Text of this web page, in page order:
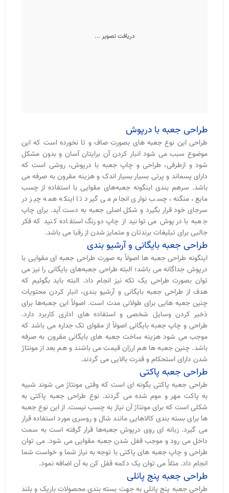
دریافت تصویر ...
طراحی جعبه با درپوش
طراحی این نوع جعبه های بصورت صاف و تا نخورده است که این
موضوع سبب می شود انبار کردن آن برایتان آسان و بدون مشکل
شود و ازطرفی، طراحی و چاپ جعبه با درپوش، روشی است که
دارای پسماند و پرتی بسیار بسیار اندک و هزینه مقرون به صرفه می
باشد. سرهم بندی اینگونه جعبه‌های مقوایی با استفاده از چسب
مایع، منگنه، چسب نواری انجام می گیرد تا اینکه همه چیز در
سرجای خود قرار بگیرد و شکل اصلی جعبه به دست آید. برای چاپ
جعبه با درپوش می توانید از چاپ دورنگ استفاده کنید که فکر
جالبی برای تبلیغات برندتان و متمایز شدن از رقبا می باشد.
طراحی جعبه بایگانی و آرشیو بندی
اینگونه طراحی جعبه ها اصولاً به صورت طراحی جعبه ای مقوایی با
درپوش جداگانه می باشد؛ البته طراحی جعبه‌های بایگانی را نیز می
توان بصورت طراحی یک تکه نیز انجام داد. البته باید بگوئیم که
هدف از طراحی جعبه بایگانی و آرشیو بندی، انبار کردن محتویات
چنین جعبه هایی برای طولانی مدت است. اصولاً این جعبه‌ها برای
ذخیر کردن وسایل شخصی و استفاده های اداری کاربرد دارد.
طراحی و چاپ جعبه بایگانی اصولاً از مقوای تک جداره می باشد که
موجب می شود هزینه ساخت جعبه های بایگانی مقرون به صرفه
باشد. چنین جعبه ها هم ارزان قیمت می باشند و هم بعد از مونتاژ
شدن دارای استحکام و قدرت بالایی می گردند.
طراحی جعبه پاکتی
طراحی جعبه پاکتی بگونه ای است که وقتی مونتاژ می شوند شبیه
به پاکت مهر و موم شده می گردند. نوع طراحی جعبه پاکتی به
شکلی است که برای مونتاژ آن نیاز به چسب نیست. از این نوع جعبه
ها برای بسته بندی کالاهایی مانند شال و روسری مورد استفاده قرار
می گیرد. زبانه ای روی درپوش جعبه‌ها قرار گرفته است به سمت
داخل می رود و موجب قفل شدن جعبه مقوایی می شود. می توان
طراحی و چاپ جعبه های پاکتی با توجه به نیاز شما و خواست شما
انجام داد. مثلاً می توان یک دکمه قفل کن به آن اضافه نمود.
طراحی جعبه پنج پانلی
طراحی جعبه پنج پانلی به جهت بسته بندی محصولات باریک و بلند